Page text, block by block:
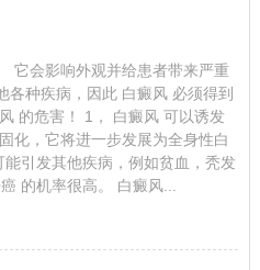
它会影响外观并给患者带来严重
各种疾病，因此 白癜风 必须得到
的危害！ 1， 白癜风 可以诱发
化，它将进一步发展为全身性白
引发其他疾病，例如贫血，秃发
的机率很高。 白癜风...